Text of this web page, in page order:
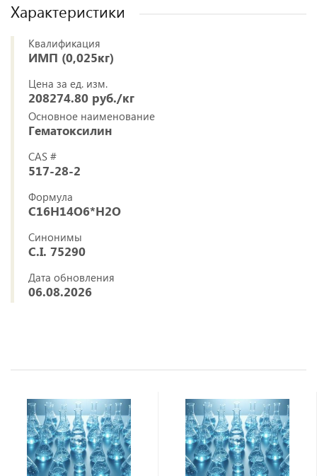
Характеристики
Квалификация
ИМП (0,025кг)
Цена за ед. изм.
208274.80 руб./кг
Основное наименование
Гематоксилин
CAS #
517-28-2
Формула
C16H14O6*H2O
Синонимы
C.I. 75290
Дата обновления
06.08.2026